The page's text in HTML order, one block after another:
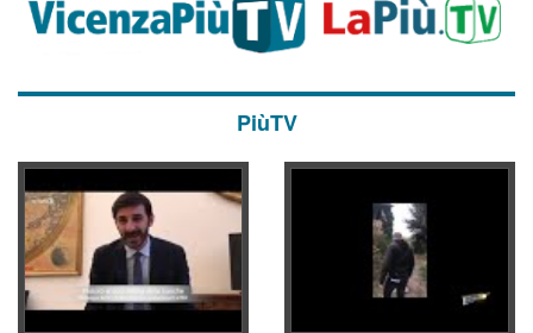
PiùTV